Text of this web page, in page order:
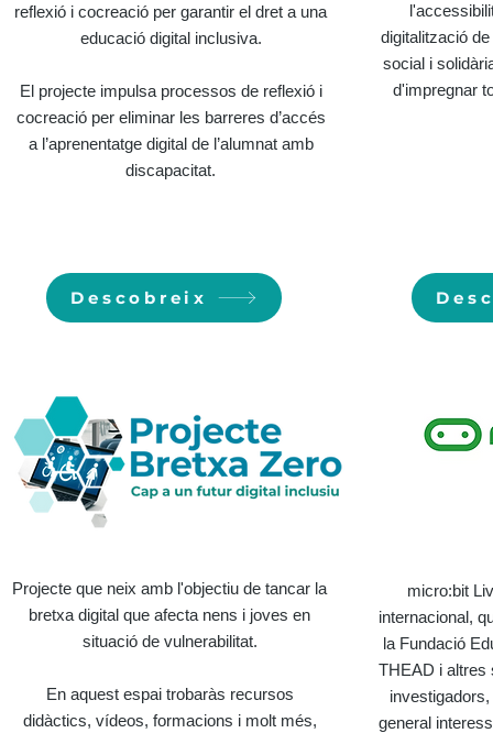
reflexió i cocreació per garantir el dret a una
educació digital inclusiva.
El projecte impulsa processos de reflexió i
cocreació per eliminar les barreres d’accés
a l’aprenentatge digital de l’alumnat amb
discapacitat.
Descobreix
Projecte que neix amb l'objectiu de tancar la
bretxa digital que afecta nens i joves en
situació de vulnerabilitat.
En aquest espai trobaràs recursos
didàctics, vídeos, formacions i molt més,
digitalització
social i
d'impregnar
micro:bit
internacional,
la Fundació
THEAD i altres
general